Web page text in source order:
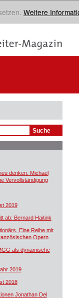
Weitere
denken. Michael
Vervollständigung
2019
ab: Bernard Haitink
Eine Reihe mit
Opern
als dynamische
2019
2018
Jonathan Del